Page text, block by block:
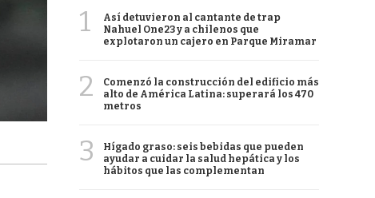
1
Así detuvieron al cantante de trap
Nahuel One23 y a chilenos que
explotaron un cajero en Parque Miramar
2
Comenzó la construcción del edificio más
alto de América Latina: superará los 470
metros
3
Hígado graso: seis bebidas que pueden
ayudar a cuidar la salud hepática y los
hábitos que las complementan